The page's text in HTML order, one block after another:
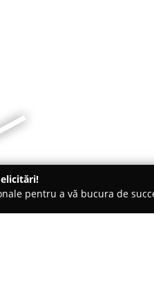
pentru a vă bucura de